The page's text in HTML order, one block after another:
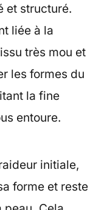
et structuré.
liée à la
très mou et
les formes du
la fine
entoure.
initiale,
forme et reste